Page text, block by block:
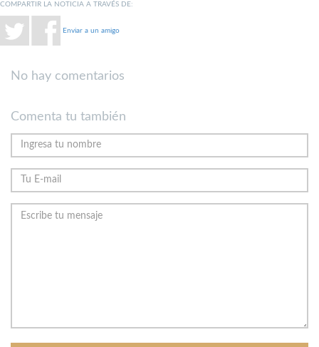
COMPARTIR LA NOTICIA A TRAVÉS DE:
Enviar a un amigo
No hay comentarios
Comenta tu también